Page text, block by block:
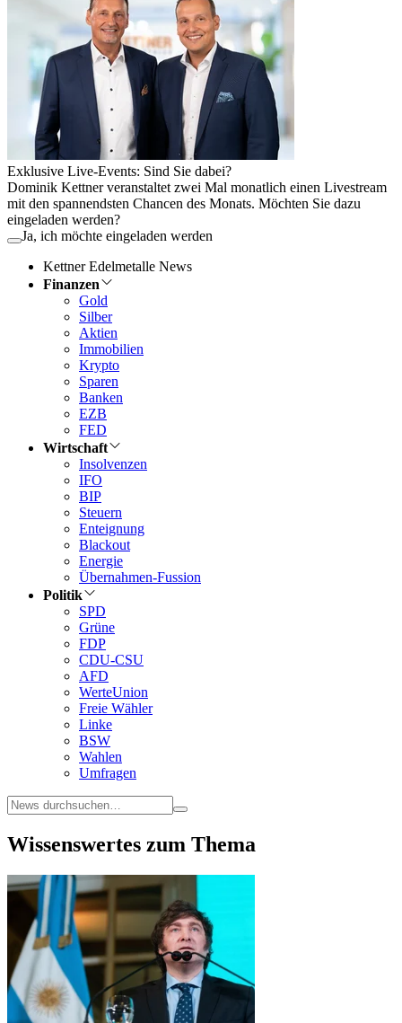
Exklusive Live-Events: Sind Sie dabei?
Dominik Kettner veranstaltet zwei Mal monatlich einen Livestream
mit den spannendsten Chancen des Monats. Möchten Sie dazu
eingeladen werden?
Ja, ich möchte eingeladen werden
Kettner Edelmetalle News
Finanzen
Gold
Silber
Aktien
Immobilien
Krypto
Sparen
Banken
EZB
FED
Wirtschaft
Insolvenzen
IFO
BIP
Steuern
Enteignung
Blackout
Energie
Übernahmen-Fussion
Politik
SPD
Grüne
FDP
CDU-CSU
AFD
WerteUnion
Freie Wähler
Linke
BSW
Wahlen
Umfragen
Wissenswertes zum Thema